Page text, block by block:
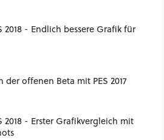
2018 - Endlich bessere Grafik für
der offenen Beta mit PES 2017
2018 - Erster Grafikvergleich mit